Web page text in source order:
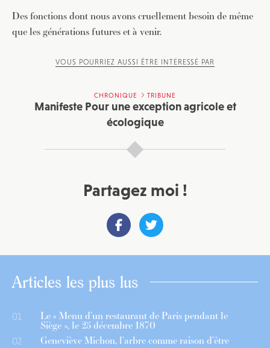
Des fonctions dont nous avons cruellement besoin de même
que les générations futures et à venir.
VOUS POURRIEZ AUSSI ÊTRE INTÉRESSÉ PAR
CHRONIQUE TRIBUNE
Manifeste Pour une exception agricole et
écologique
Partagez moi !
Articles les plus lus
01 Le « Menu d’un restaurant de Paris pendant le
Siège », le 25 décembre 1870
02 Geneviève Michon, l’arbre comme raison d’être